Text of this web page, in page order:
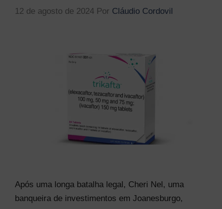
12 de agosto de 2024 Por Cláudio Cordovil
Após uma longa batalha legal, Cheri Nel, uma
banqueira de investimentos em Joanesburgo,